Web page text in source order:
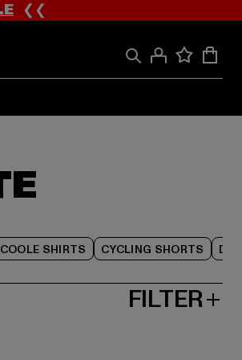
❮❮
COOLE SHIRTS CYCLING SHORTS
FILTER